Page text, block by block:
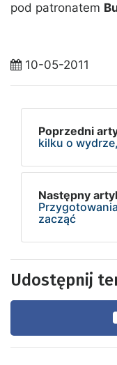
pod patronatem
10-05-2011
Poprzedni
kilku o
Następny
zacząć
Udostępnij